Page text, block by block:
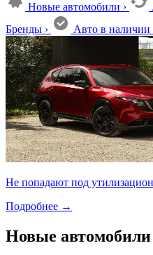
Новые автомобили ›
Бренды › Авто в наличии
Не попадают под
Подробнее →
Новые автомобили